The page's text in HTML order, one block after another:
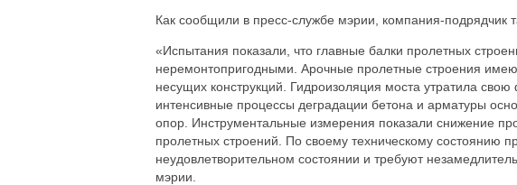
Как сообщили в пресс-службе мэрии, компания-подрядчик
«Испытания показали, что главные балки пролетных
неремонтопригодными. Арочные пролетные строения
несущих конструкций. Гидроизоляция моста утратила
интенсивные процессы деградации бетона и арматуры
опор. Инструментальные измерения показали снижение
пролетных строений. По своему техническому состоянию
неудовлетворительном состоянии и требуют
мэрии.